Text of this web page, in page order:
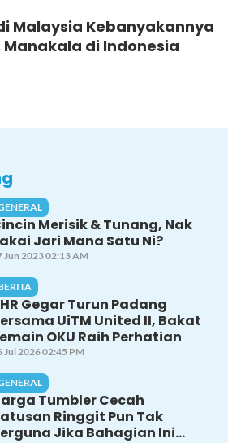
Malaysia Kebanyakannya
di Indonesia
Merisik & Tunang, Nak
Jari Mana Satu Ni?
Jun 2023 02:13 AM
Gegar Turun Padang
UiTM United II, Bakat
OKU Raih Perhatian
Jul 2026 02:45 PM
Tumbler Cecah
Ringgit Pun Tak
Jika Bahagian Ini